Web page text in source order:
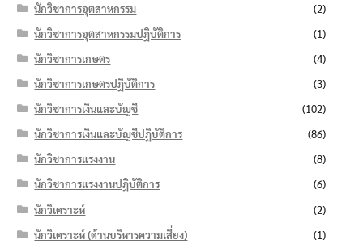
นักวิชาการอุตสาหกรรม
(2)
นักวิชาการอุตสาหกรรมปฏิบัติการ
(1)
นักวิชาการเกษตร
(4)
นักวิชาการเกษตรปฏิบัติการ
(3)
นักวิชาการเงินและบัญชี
(102)
นักวิชาการเงินและบัญชีปฏิบัติการ
(86)
นักวิชาการแรงงาน
(8)
นักวิชาการแรงงานปฏิบัติการ
(6)
นักวิเคราะห์
(2)
นักวิเคราะห์ (ด้านบริหารความเสี่ยง)
(1)